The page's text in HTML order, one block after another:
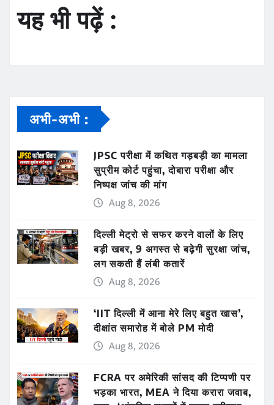
यह भी पढ़ें :
अभी-अभी :
JPSC परीक्षा में कथित गड़बड़ी का मामला
सुप्रीम कोर्ट पहुंचा, दोबारा परीक्षा और
निष्पक्ष जांच की मांग
Aug 8, 2026
दिल्ली मेट्रो से सफर करने वालों के लिए
बड़ी खबर, 9 अगस्त से बढ़ेगी सुरक्षा जांच,
लग सकती हैं लंबी कतारें
Aug 8, 2026
‘IIT दिल्ली में आना मेरे लिए बहुत खास’,
दीक्षांत समारोह में बोले PM मोदी
Aug 8, 2026
FCRA पर अमेरिकी सांसद की टिप्पणी पर
भड़का भारत, MEA ने दिया करारा जवाब,